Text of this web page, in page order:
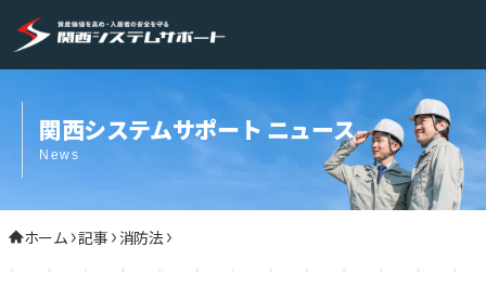
関西システムサポート ニュース
News
ホーム 記事 消防法